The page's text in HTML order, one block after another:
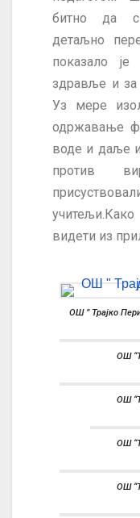
битно да
детаљно
показало је
здравље и за
Уз мере
одржавање
воде и даље
против
видети из
ОШ ” Трајко
ОШ
ОШ
ОШ
ОШ